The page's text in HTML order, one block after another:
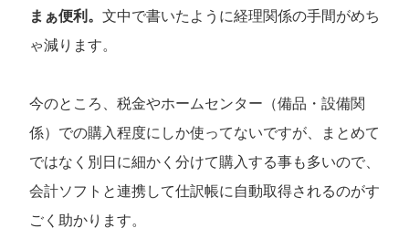
まぁ便利。 文中で書いたように経理関係の手間がめち
ゃ減ります。
今のところ、税金やホームセンター（備品・設備関
係）での購入程度にしか使ってないですが、まとめて
ではなく別日に細かく分けて購入する事も多いので、
会計ソフトと連携して仕訳帳に自動取得されるのがす
ごく助かります。